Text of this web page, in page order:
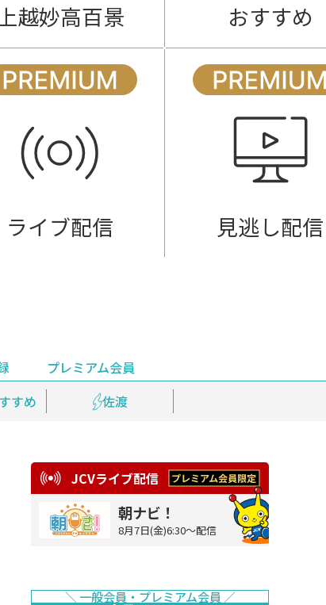
越妙高百景 おすすめ
ライブ配信 見逃し配信
すめ 佐渡
鉄道情報
プレミアム会員
録
JCVライブ配信
朝ナビ！
8月7日(金)6:30～配信